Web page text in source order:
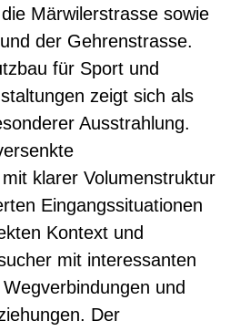
Märwilerstrasse sowie
der Gehrenstrasse.
für Sport und
zeigt sich als
Ausstrahlung.
klarer Volumenstruktur
Eingangssituationen
Kontext und
mit interessanten
und
Der